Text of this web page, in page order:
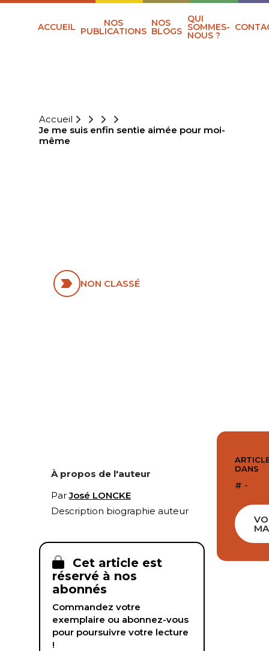
ACCUEIL NOS
PUBLICATIONS
NOS
BLOGS
QUI
SOMMES-
NOUS ?
Accueil
Je me suis enfin sentie aimée pour moi-
même
NON CLASSÉ
À propos de l'auteur
ParJosé LONCKE
Description biographie auteur
Cet article est
réservé à nos
abonnés
Commandez votre
exemplaire ou abonnez-vous
pour poursuivre votre lecture
!
DANS
# -